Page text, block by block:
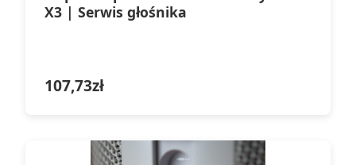
X3 | Serwis głośnika
107,73zł